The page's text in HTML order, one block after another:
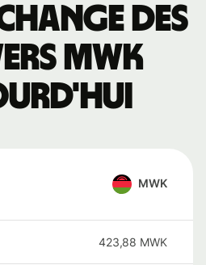
des
MWK
MWK
423,88 MWK